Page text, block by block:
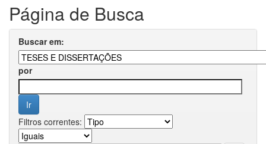
Página de Busca
Buscar em:
por
Filtros correntes: